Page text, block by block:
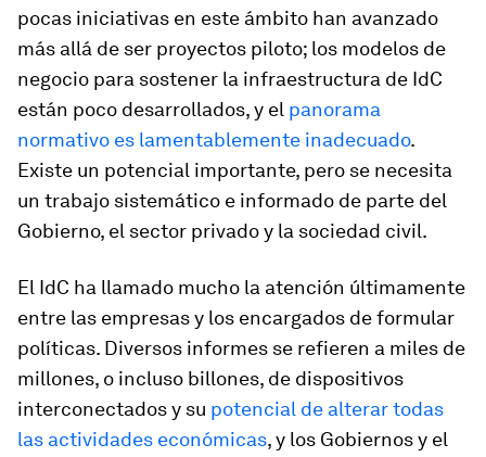
pocas iniciativas en este ámbito han avanzado
más allá de ser proyectos piloto; los modelos de
negocio para sostener la infraestructura de IdC
están poco desarrollados, y el panorama
normativo es lamentablemente inadecuado.
Existe un potencial importante, pero se necesita
un trabajo sistemático e informado de parte del
Gobierno, el sector privado y la sociedad civil.
El IdC ha llamado mucho la atención últimamente
entre las empresas y los encargados de formular
políticas. Diversos informes se refieren a miles de
millones, o incluso billones, de dispositivos
interconectados y su potencial de alterar todas
las actividades económicas, y los Gobiernos y el